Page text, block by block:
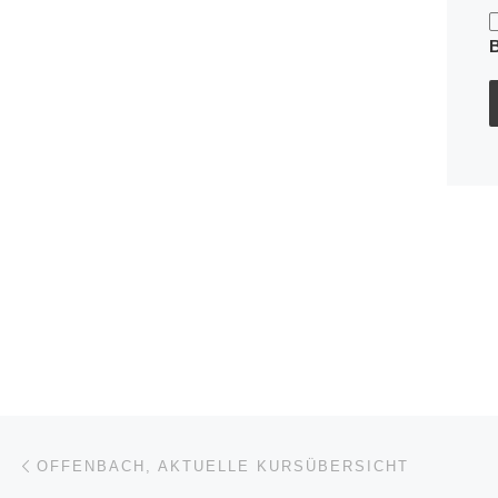
Beitragsnavigation
OFFENBACH, AKTUELLE KURSÜBERSICHT